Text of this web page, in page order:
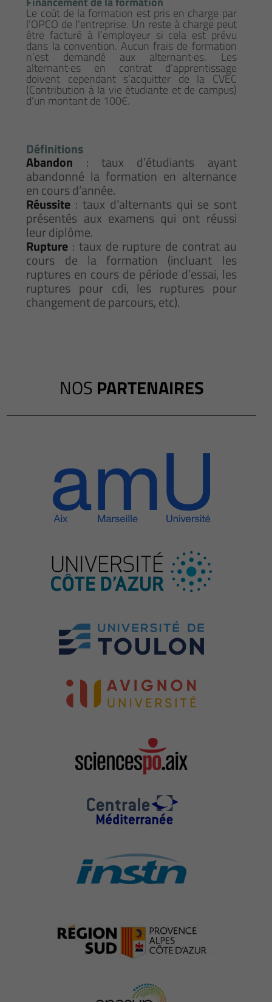
Le coût de la formation est pris en charge par
l'OPCO de l'entreprise. Un reste à charge peut
être facturé à l’employeur si cela est prévu
dans la convention. Aucun frais de formation
n’est demandé aux alternant·es. Les
alternant·es en contrat d’apprentissage
doivent cependant s’acquitter de la CVEC
(Contribution à la vie étudiante et de campus)
d’un montant de 100€.
Définitions
Abandon : taux d’étudiants ayant
abandonné la formation en alternance
en cours d’année.
Réussite : taux d’alternants qui se sont
présentés aux examens qui ont réussi
leur diplôme.
Rupture : taux de rupture de contrat au
cours de la formation (incluant les
ruptures en cours de période d’essai, les
ruptures pour cdi, les ruptures pour
changement de parcours, etc).
NOS PARTENAIRES